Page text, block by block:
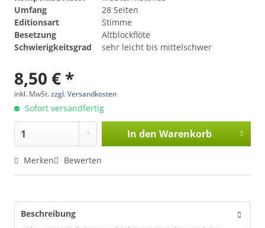
Umfang
28 Seiten
Editionsart
Stimme
Besetzung
Altblockflöte
Schwierigkeitsgrad
sehr leicht bis mittelschwer
8,50 € *
inkl. MwSt.zzgl. Versandkosten
Sofort versandfertig
In den Warenkorb
Merken Bewerten
Beschreibung